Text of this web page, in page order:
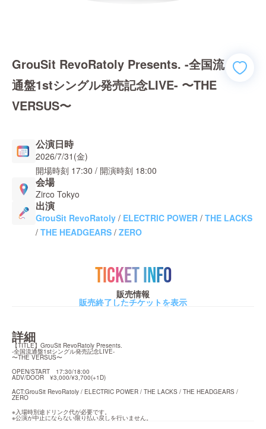
GrouSit RevoRatoly Presents. -全国流
通盤1stシングル発売記念LIVE- 〜THE
VERSUS〜
公演日時
2026/7/31(金)
開場時刻 17:30 / 開演時刻 18:00
会場
Zirco Tokyo
出演
GrouSit RevoRatoly / ELECTRIC POWER / THE LACKS
/ THE HEADGEARS / ZERO
TICKET INFO
販売情報
販売終了したチケットを表示
詳細
【TITLE】GrouSit RevoRatoly Presents.
-全国流通盤1stシングル発売記念LIVE-
〜THE VERSUS〜
OPEN/START　17:30/18:00
ADV/DOOR　¥3,000/¥3,700(+1D)
ACT:GrouSit RevoRatoly / ELECTRIC POWER / THE LACKS / THE HEADGEARS /
ZERO
※入場時別途ドリンク代が必要です。
※公演が中止にならない限り払い戻しを行いません。